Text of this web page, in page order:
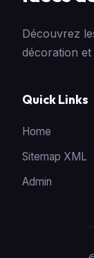
Découvrez
décoration et
Quick Links
Home
Sitemap XML
Admin